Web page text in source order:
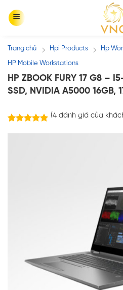
Trang chủ / Hpi Products / Hp
HP Mobile Workstations
HP ZBOOK FURY 17 G8 –
SSD, NVIDIA A5000 16GB,
(4đánh giá của